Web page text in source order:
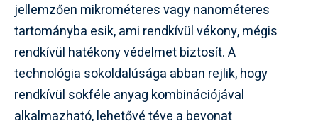
jellemzően mikrométeres vagy nanométeres
tartományba esik, ami rendkívül vékony, mégis
rendkívül hatékony védelmet biztosít. A
technológia sokoldalúsága abban rejlik, hogy
rendkívül sokféle anyag kombinációjával
alkalmazható, lehetővé téve a bevonat